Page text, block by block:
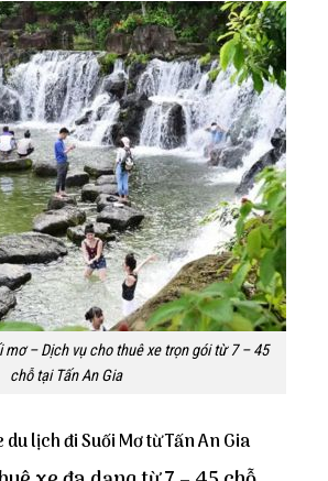
mơ – Dịch vụ cho thuê xe trọn gói từ 7 – 45
chỗ tại Tấn An Gia
lịch đi Suối Mơ từ Tấn An Gia